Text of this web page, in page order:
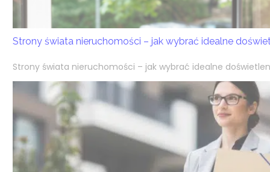
Strony świata nieruchomości – jak wybrać idealne
Strony świata nieruchomości – jak wybrać idealne